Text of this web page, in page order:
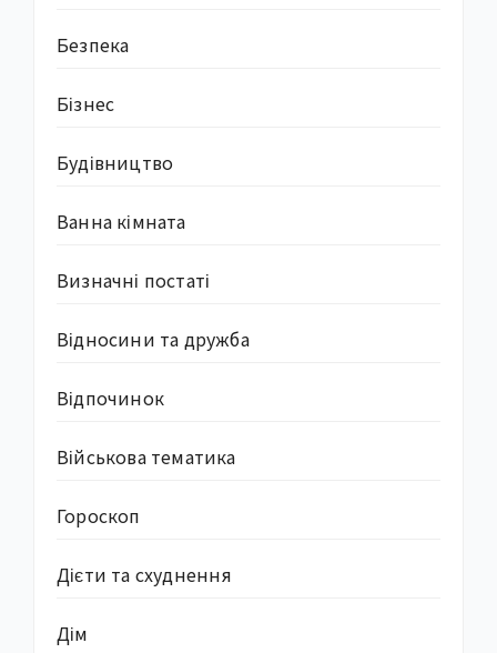
Безпека
Бізнес
Будівництво
Ванна кімната
Визначні постаті
Відносини та дружба
Відпочинок
Військова тематика
Гороскоп
Дієти та схуднення
Дім